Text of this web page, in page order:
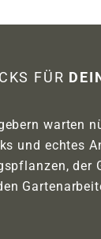
FÜR
warten
und echtes
der